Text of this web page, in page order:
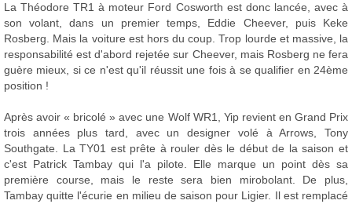
La Théodore TR1 à moteur Ford Cosworth est donc lancée, avec à
son volant, dans un premier temps, Eddie Cheever, puis Keke
Rosberg. Mais la voiture est hors du coup. Trop lourde et massive, la
responsabilité est d'abord rejetée sur Cheever, mais Rosberg ne fera
guère mieux, si ce n'est qu'il réussit une fois à se qualifier en 24ème
position !
Après avoir « bricolé » avec une Wolf WR1, Yip revient en Grand Prix
trois années plus tard, avec un designer volé à Arrows, Tony
Southgate. La TY01 est prête à rouler dès le début de la saison et
c'est Patrick Tambay qui l'a pilote. Elle marque un point dès sa
première course, mais le reste sera bien mirobolant. De plus,
Tambay quitte l'écurie en milieu de saison pour Ligier. Il est remplacé